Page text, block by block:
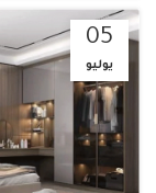
05
يوليو